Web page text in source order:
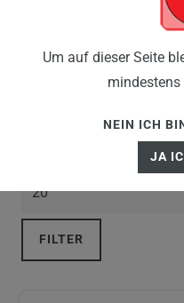
VAMPIRE
FILTER
Um auf dieser Seite
NEIN ICH
JA